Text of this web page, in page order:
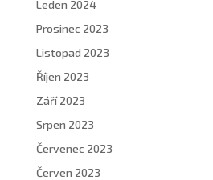
Leden 2024
Prosinec 2023
Listopad 2023
Říjen 2023
Září 2023
Srpen 2023
Červenec 2023
Červen 2023